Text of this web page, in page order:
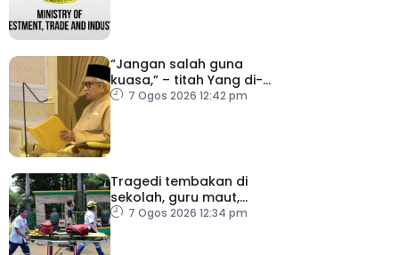
“Jangan salah guna
kuasa,” – titah Yang di-
Pertuan Besar Negeri
7 Ogos 2026 12:42 pm
Tragedi tembakan di
sekolah, guru maut,
pelajar bunuh diri
7 Ogos 2026 12:34 pm